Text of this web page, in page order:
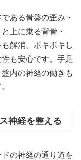
ある骨盤の歪み・
上に乗る背骨・
解消。ボキボキし
も安心です。手足
内の神経の働きも
神経を整える
の神経の通り道を